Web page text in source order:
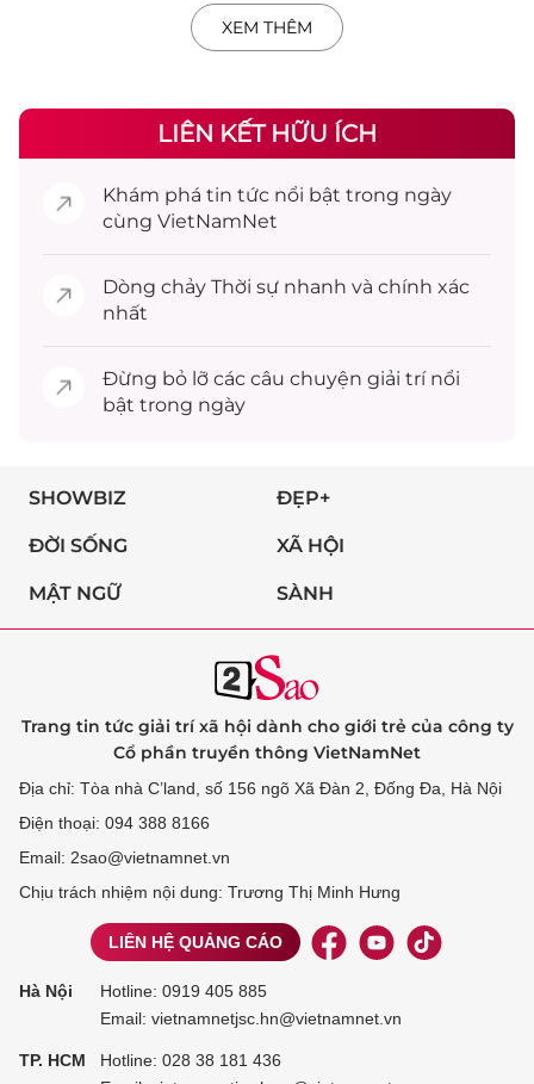
XEM THÊM
LIÊN KẾT HỮU ÍCH
Khám phá tin tức nổi bật trong ngày
cùng VietNamNet
Dòng chảy Thời sự nhanh và chính xác
nhất
Đừng bỏ lỡ các câu chuyện giải trínổi
bật trong ngày
SHOWBIZ ĐẸP+
ĐỜI SỐNG XÃ HỘI
MẬT NGỮ SÀNH
Trang tin tức giải trí xã hội dành cho giới trẻ của công ty
Cổ phần truyền thông VietNamNet
Địa chỉ: Tòa nhà C’land, số 156 ngõ Xã Đàn 2, Đống Đa, Hà Nội
Điện thoại: 094 388 8166
Email: 2sao@vietnamnet.vn
Chịu trách nhiệm nội dung: Trương Thị Minh Hưng
LIÊN HỆ QUẢNG CÁO
Hà Nội Hotline: 0919 405 885
Email: vietnamnetjsc.hn@vietnamnet.vn
TP. HCM Hotline: 028 38 181 436